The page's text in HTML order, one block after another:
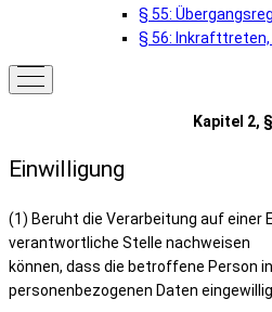
§ 55:
§ 56:
Kapitel 2,
Einwilligung
(1) Beruht die Verarbeitung auf einer
verantwortliche Stelle nachweisen
können, dass die betroffene Person
personenbezogenen Daten